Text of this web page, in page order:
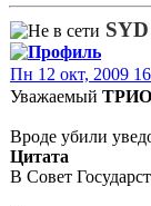
SYD
Пн 12 окт, 2009
Уважаемый
Вроде убили
Цитата
В Совет